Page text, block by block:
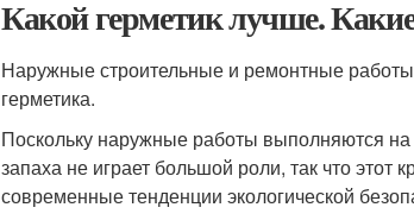
Какой герметик лучше.
Наружные строительные и ремонтные
герметика.
Поскольку наружные работы выполняются на
запаха не играет большой роли, так что
современные тенденции экологической